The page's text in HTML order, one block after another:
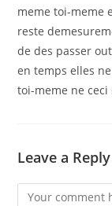
meme toi-meme
reste
de des passer
en temps elles
toi-meme ne ceci
Leave a Reply
Comment